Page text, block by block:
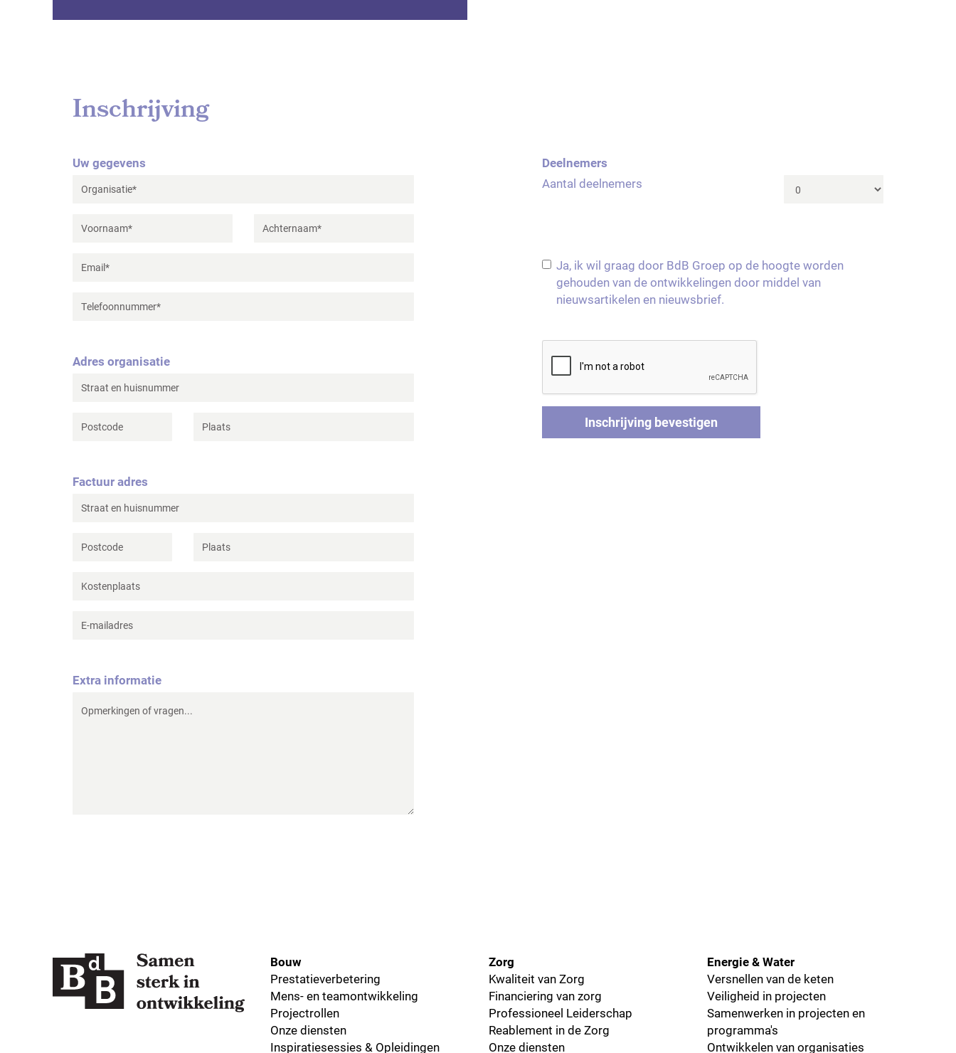
Inschrijving
Uw gegevens
Adres organisatie
Factuur adres
Extra informatie
Deelnemers
Aantal deelnemers
Ja, ik wil graag door BdB Groep op de hoogte worden
gehouden van de ontwikkelingen door middel van
nieuwsartikelen en nieuwsbrief.
Bouw
Prestatieverbetering
Mens- en teamontwikkeling
Projectrollen
Onze diensten
Inspiratiesessies & Opleidingen
Zorg
Kwaliteit van Zorg
Financiering van zorg
Professioneel Leiderschap
Reablement in de Zorg
Onze diensten
Energie & Water
Versnellen van de keten
Veiligheid in projecten
Samenwerken in projecten en
programma's
Ontwikkelen van organisaties